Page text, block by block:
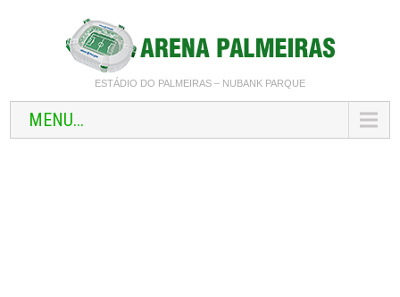
ESTÁDIO DO PALMEIRAS – NUBANK PARQUE
MENU...